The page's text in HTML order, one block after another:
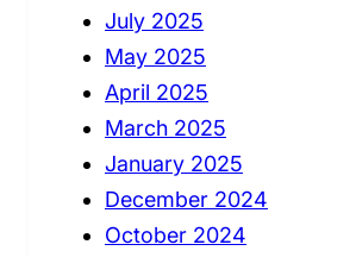
July 2025
May 2025
April 2025
March 2025
January 2025
December 2024
October 2024